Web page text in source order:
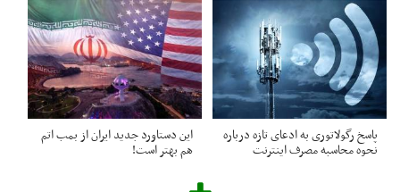
پاسخ رگولاتوری به ادعای تازه درباره
نحوه محاسبه مصرف اینترنت
این دستاورد جدید ایران از بمب اتم
هم بهتر است!